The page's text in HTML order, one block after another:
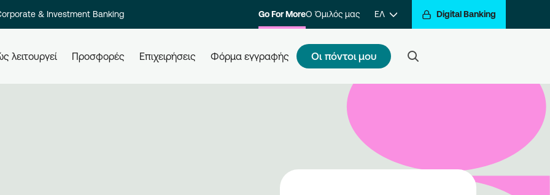
& Investment Banking Go For MoreΟ Όμιλός μας ΕΛ Digital Banking
λειτουργεί
Πώς κάνω εγγραφή
Ελάτε ένα βήμα πιο κοντά στην
επιβράβευση των συναλλαγών σας.
Εγγραφείτε στο πρόγραμμα και να
επιβράβευσης του Go For More.
Προσφορές Επιχειρήσεις Φόρμα εγγραφής Οι πόντοι μου